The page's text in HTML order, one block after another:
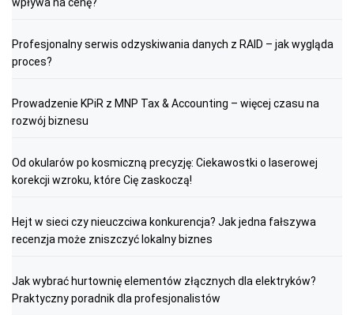
wpływa na cenę?
Profesjonalny serwis odzyskiwania danych z RAID – jak wygląda
proces?
Prowadzenie KPiR z MNP Tax & Accounting – więcej czasu na
rozwój biznesu
Od okularów po kosmiczną precyzję: Ciekawostki o laserowej
korekcji wzroku, które Cię zaskoczą!
Hejt w sieci czy nieuczciwa konkurencja? Jak jedna fałszywa
recenzja może zniszczyć lokalny biznes
Jak wybrać hurtownię elementów złącznych dla elektryków?
Praktyczny poradnik dla profesjonalistów